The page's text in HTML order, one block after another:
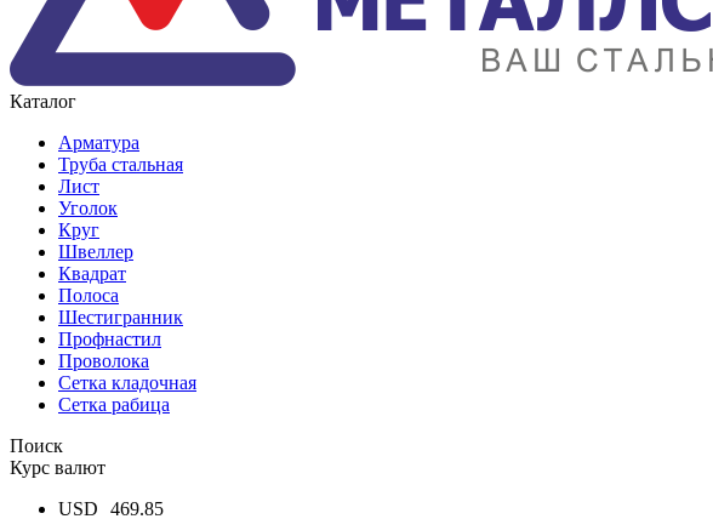
Каталог
Арматура
Труба стальная
Лист
Уголок
Круг
Швеллер
Квадрат
Полоса
Шестигранник
Профнастил
Проволока
Сетка кладочная
Сетка рабица
Поиск
Курс валют
USD
469.85